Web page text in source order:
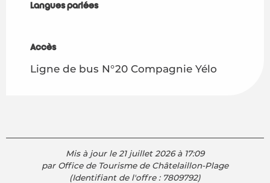
Langues parlées
Langues parlées
Accès
Accès
Ligne de bus N°20 Compagnie Yélo
Mis à jour le 21 juillet 2026 à 17:09
par Office de Tourisme de Châtelaillon-Plage
(Identifiant de l'offre : 7809792)